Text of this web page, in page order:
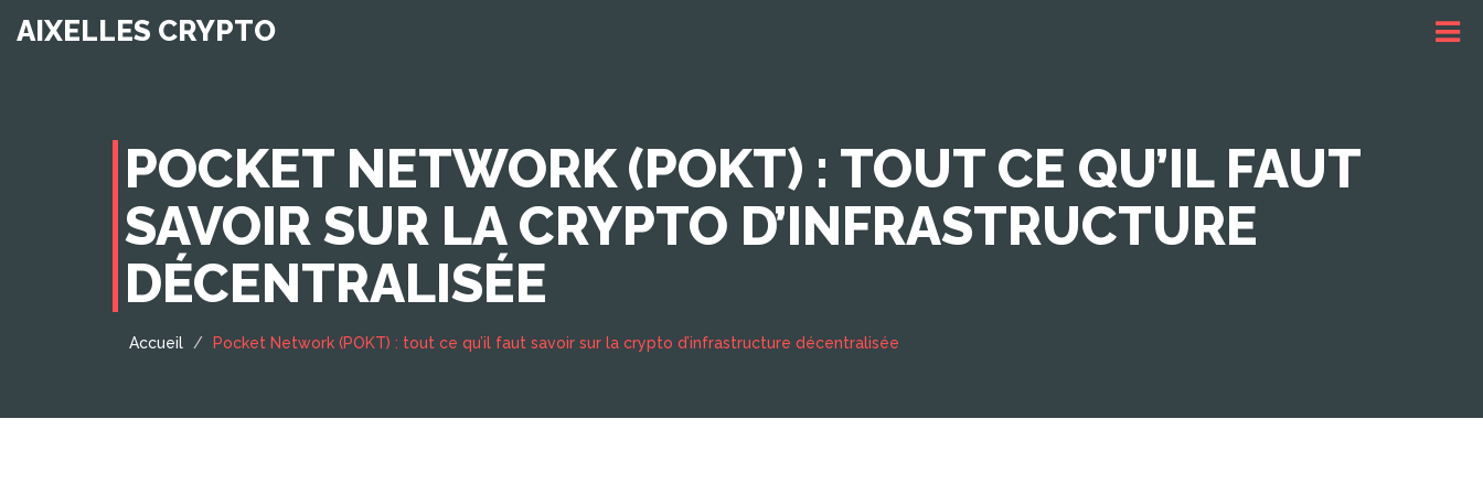
AIXELLES CRYPTO
POCKET NETWORK (POKT) : TOUT CE QU’IL FAUT
SAVOIR SUR LA CRYPTO D’INFRASTRUCTURE
DÉCENTRALISÉE
Accueil Pocket Network (POKT) : tout ce qu’il faut savoir sur la crypto d’infrastructure décentralisée